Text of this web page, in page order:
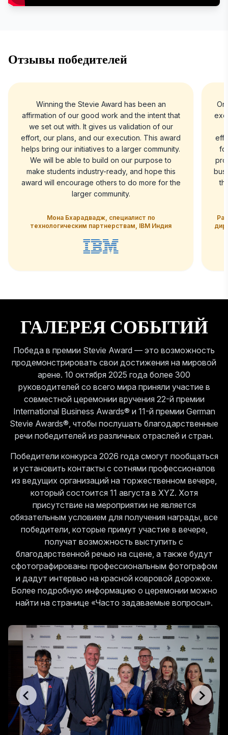
Отзывы победителей
Winning the Stevie Award has been an
affirmation of our good work and the intent that
we set out with. It gives us validation of our
effort, our plans, and our execution. This award
helps bring our initiatives to a larger community.
We will be able to build on our purpose to
make students industry-ready, and hope this
award will encourage others to do more for the
larger community.
Мона Бхарадвадж, специалист по
технологическим партнерствам, IBM Индия
ГАЛЕРЕЯ СОБЫТИЙ
Победа в премии Stevie Award — это возможность
продемонстрировать свои достижения на мировой
арене. 10 октября 2025 года более 300
руководителей со всего мира приняли участие в
совместной церемонии вручения 22-й премии
International Business Awards® и 11-й премии German
Stevie Awards®, чтобы послушать благодарственные
речи победителей из различных отраслей и стран.
Победители конкурса 2026 года смогут пообщаться
и установить контакты с сотнями профессионалов
из ведущих организаций на торжественном вечере,
который состоится 11 августа в XYZ. Хотя
присутствие на мероприятии не является
обязательным условием для получения награды, все
победители, которые примут участие в вечере,
получат возможность выступить с
благодарственной речью на сцене, а также будут
сфотографированы профессиональным фотографом
и дадут интервью на красной ковровой дорожке.
Более подробную информацию о церемонии можно
найти на странице «Часто задаваемые вопросы».